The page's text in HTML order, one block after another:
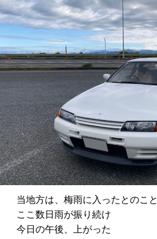
当地方は、梅雨に入ったとのこと
ここ数日雨が振り続け
今日の午後、上がった